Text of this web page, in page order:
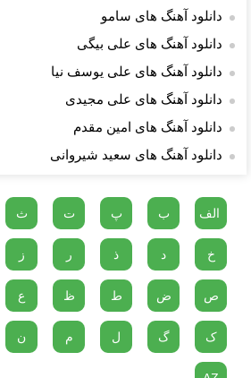
دانلود آهنگ های سامو
دانلود آهنگ های علی بیگی
دانلود آهنگ های علی یوسف نیا
دانلود آهنگ های علی مجیدی
دانلود آهنگ های امین مقدم
دانلود آهنگ های سعید شیروانى
الف ب پ ت ث
خ د ذ ر ز
ص ض ط ظ ع
ک گ ل م ن